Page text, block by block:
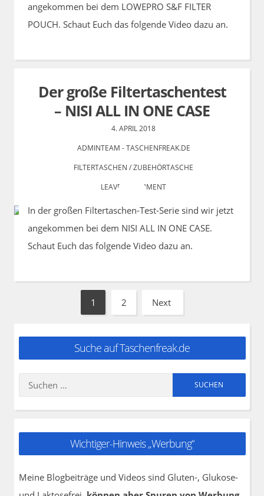
angekommen bei dem LOWEPRO S&F FILTER
POUCH. Schaut Euch das folgende Video dazu an.
Der große Filtertaschentest
– NISI ALL IN ONE CASE
4. APRIL 2018
ADMINTEAM - TASCHENFREAK.DE
FILTERTASCHEN /ZUBEHÖRTASCHE
LEAVE A COMMENT
In der großen Filtertaschen-Test-Serie sind wir jetzt
angekommen bei dem NISI ALL IN ONE CASE.
Schaut Euch das folgende Video dazu an.
Seitennummerierung
Beiträge
1 2 Next
Suche auf Taschenfreak.de
Suchen
nach:
Wichtiger-Hinweis „Werbung“
Meine Blogbeiträge und Videos sind Gluten-, Glukose-